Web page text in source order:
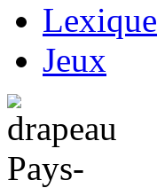
Lexique
Jeux